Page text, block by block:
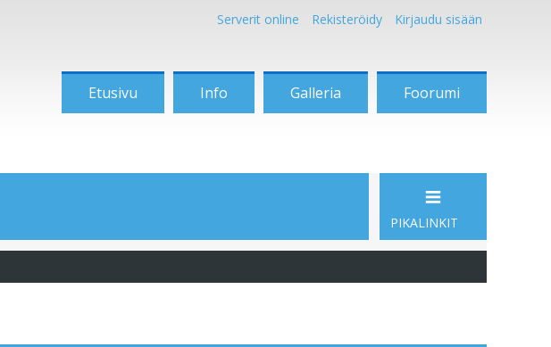
Serverit online Rekisteröidy Kirjaudu sisään
Etusivu Info Galleria Foorumi
PIKALINKIT